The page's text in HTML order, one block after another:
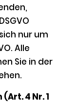
nur um
Alle
Sie in der
4 Nr. 1